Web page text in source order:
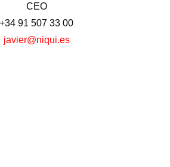
CEO
+34 91 507 33 00
javier@niqui.es